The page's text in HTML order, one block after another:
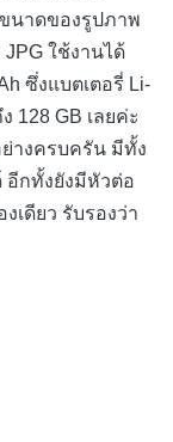
นาดของรูปภาพ
ใช้งานได้
ซึ่งแบตเตอรี่ Li-
128 GB เลยค่ะ
างครบครัน มีทั้ง
กทั้งยังมีหัวต่อ
เดียว รับรองว่า